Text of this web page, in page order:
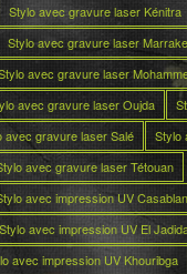
Stylo avec gravure laser Kénitra
Stylo avec gravure laser
avec gravure laser
avec gravure laser Oujda
avec gravure laser Salé
Stylo
avec gravure laser Tétouan
avec impression UV
Stylo avec impression UV El
avec impression UV Khouribga